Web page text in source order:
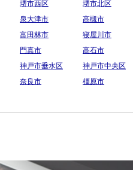
堺市西区
堺市北区
泉大津市
高槻市
富田林市
寝屋川市
門真市
高石市
神戸市垂水区
神戸市中央区
奈良市
橿原市